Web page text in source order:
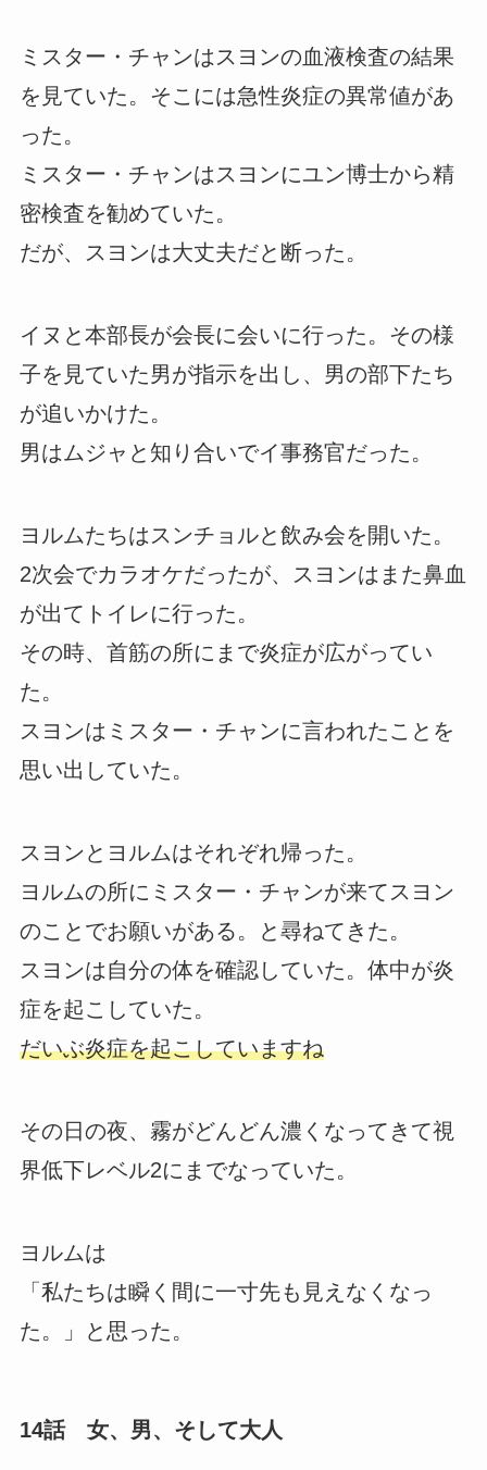
ミスター・チャンはスヨンの血液検査の結果
を見ていた。そこには急性炎症の異常値があ
った。
ミスター・チャンはスヨンにユン博士から精
密検査を勧めていた。
だが、スヨンは大丈夫だと断った。
イヌと本部長が会長に会いに行った。その様
子を見ていた男が指示を出し、男の部下たち
が追いかけた。
男はムジャと知り合いでイ事務官だった。
ヨルムたちはスンチョルと飲み会を開いた。
2次会でカラオケだったが、スヨンはまた鼻血
が出てトイレに行った。
その時、首筋の所にまで炎症が広がってい
た。
スヨンはミスター・チャンに言われたことを
思い出していた。
スヨンとヨルムはそれぞれ帰った。
ヨルムの所にミスター・チャンが来てスヨン
のことでお願いがある。と尋ねてきた。
スヨンは自分の体を確認していた。体中が炎
症を起こしていた。
だいぶ炎症を起こしていますね
その日の夜、霧がどんどん濃くなってきて視
界低下レベル2にまでなっていた。
ヨルムは
「私たちは瞬く間に一寸先も見えなくなっ
た。」と思った。
14話 女、男、そして大人